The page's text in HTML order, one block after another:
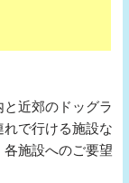
近郊のドッグラ
で行ける施設な
施設へのご要望